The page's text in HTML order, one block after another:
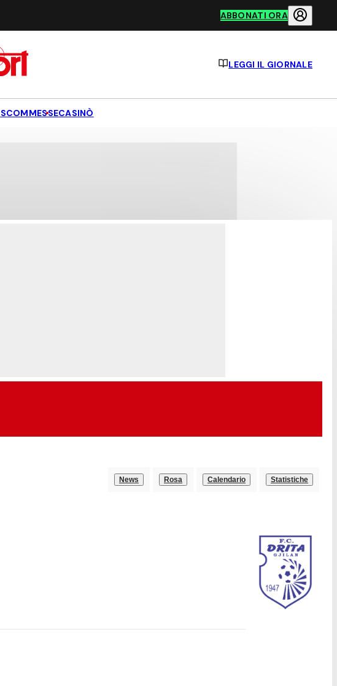
ABBONATI ORA
LEGGI IL GIORNALE
SCOMMESSECASINÒ
News Rosa Calendario Statistiche